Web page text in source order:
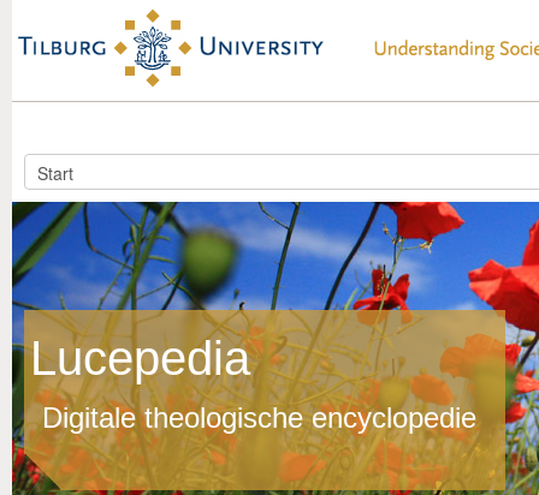
Lucepedia
Digitale theologische encyclopedie